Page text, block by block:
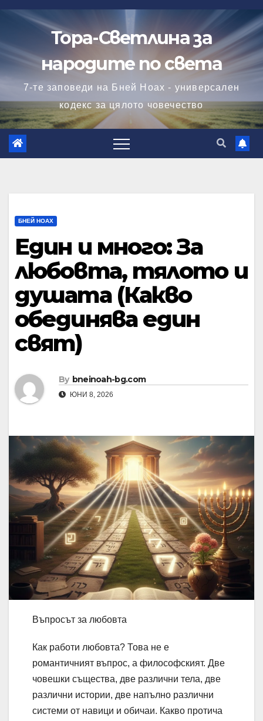
Skip
content
Тора-Светлина за
народите по света
7-те заповеди на Бней Ноах - универсален
кодекс за цялото човечество
БНЕЙ НОАХ
Един и много: За
любовта, тялото и
душата (Какво
обединява един
свят)
By bneinoah-bg.com
ЮНИ 8, 2026
Въпросът за любовта
Как работи любовта? Това не е
романтичният въпрос, а философският. Две
човешки същества, две различни тела, две
различни истории, две напълно различни
системи от навици и обичаи. Какво протича